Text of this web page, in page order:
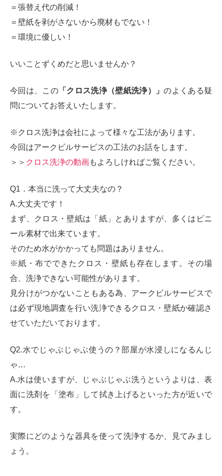
＝張替え代の削減！
＝壁紙を剥がさないから廃材もでない！
＝環境に優しい！
いいことずくめだと思いませんか？
今回は、この 「クロス洗浄（壁紙洗浄）」のよくある疑
問についてお答えいたします。
※クロス洗浄は会社によって様々な工法があります。
今回はアークビルサービスの工法のお話をします。
＞＞ クロス洗浄の動画もよろしければご覧ください。
Q1．本当に洗って大丈夫なの？
A.大丈夫です！
まず、クロス・壁紙は「紙」とありますが、多くはビニ
ール素材で出来ています。
そのため水がかかっても問題はありません。
※紙・布でできたクロス・壁紙も存在します。その場
合、洗浄できない可能性があります。
見分けがつかないこともある為、アークビルサービスで
は必ず現地調査を行い洗浄できるクロス・壁紙か確認さ
せていただいております。
Q2.水でじゃぶじゃぶ使うの？部屋が水浸しになるんじ
ゃ…
A.水は使いますが、じゃぶじゃぶ洗うというよりは、表
面に洗剤を「塗布」して拭き上げるといった方が近いで
す。
実際にどのような器具を使って洗浄するか、見てみまし
ょう。